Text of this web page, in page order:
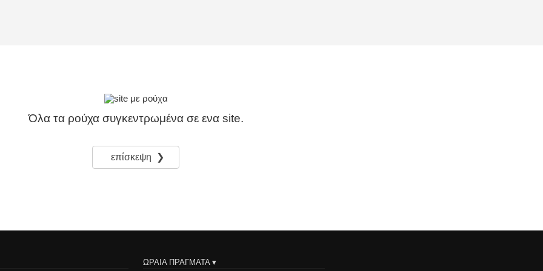
Όλα τα ρούχα συγκεντρωμένα σε ενα site.
επίσκεψη ❯
ΩΡΑΙΑ ΠΡΑΓΜΑΤΑ ▾